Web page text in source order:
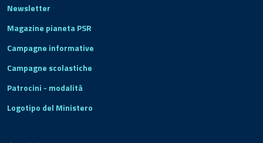
Newsletter
Magazine pianeta PSR
Campagne informative
Campagne scolastiche
Patrocini - modalità
Logotipo del Ministero